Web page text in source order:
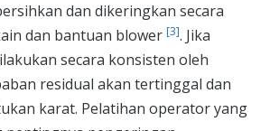
dan dikeringkan secara
dan bantuan blower [3]. Jika
secara konsisten oleh
residual akan tertinggal dan
karat. Pelatihan operator yang